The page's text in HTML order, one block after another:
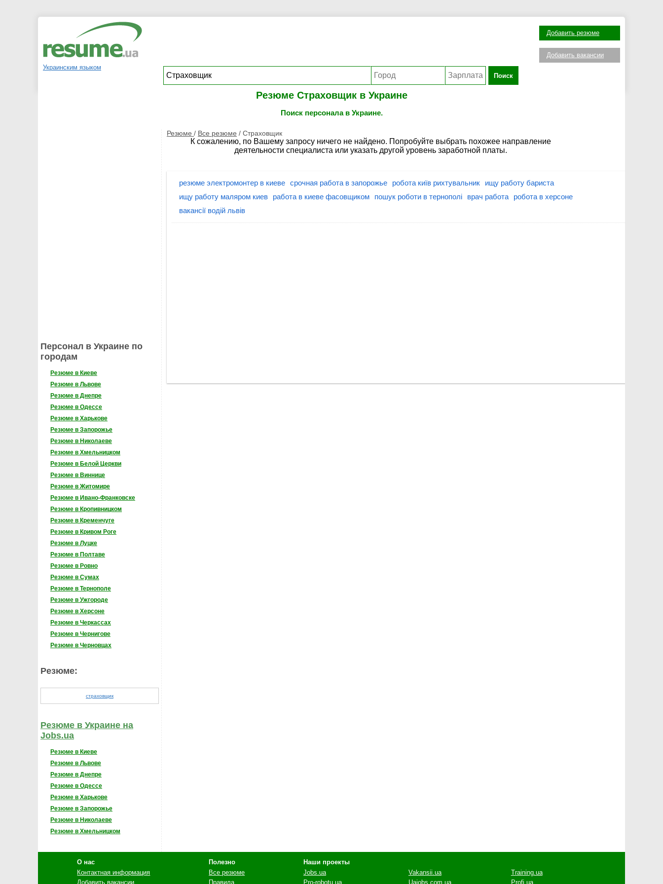
Украинским языком
Поиск
Добавить резюме
Добавить вакансии
Резюме Страховщик в Украине
Поиск персонала в Украине.
Персонал в Украине по
городам
Резюме в Киеве
Резюме в Львове
Резюме в Днепре
Резюме в Одессе
Резюме в Харькове
Резюме в Запорожье
Резюме в Николаеве
Резюме в Хмельницком
Резюме в Белой Церкви
Резюме в Виннице
Резюме в Житомире
Резюме в Ивано-Франковске
Резюме в Кропивницком
Резюме в Кременчуге
Резюме в Кривом Роге
Резюме в Луцке
Резюме в Полтаве
Резюме в Ровно
Резюме в Сумах
Резюме в Тернополе
Резюме в Ужгороде
Резюме в Херсоне
Резюме в Черкассах
Резюме в Чернигове
Резюме в Черновцах
Резюме:
страховщик
Резюме в Украине на
Jobs.ua
Резюме в Киеве
Резюме в Львове
Резюме в Днепре
Резюме в Одессе
Резюме в Харькове
Резюме в Запорожье
Резюме в Николаеве
Резюме в Хмельницком
Резюме / Все резюме / Страховщик
К сожалению, по Вашему запросу ничего не найдено. Попробуйте выбрать похожее направление
деятельности специалиста или указать другой уровень заработной платы.
резюме электромонтер в киеве срочная работа в запорожье робота київ рихтувальник
ищу работу бариста
ищу работу маляром киев
работа в киеве фасовщиком пошук роботи в тернополі врач работа
робота в херсоне
вакансії водій львів
О нас
Контактная информация
Добавить вакансии
Полезно
Все резюме
Правила
Наши проекты
Jobs.ua
Pro-robotu.ua
Vakansii.ua
Uajobs.com.ua
Training.ua
Profi.ua